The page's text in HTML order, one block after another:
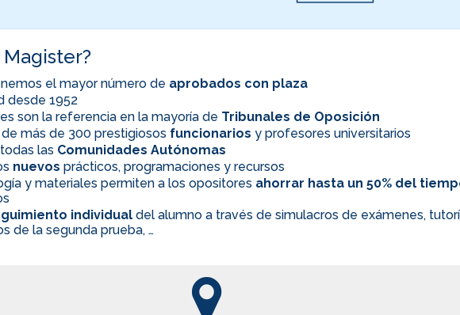
el mayor número de aprobados con plaza
desde 1952
son la referencia en la mayoría de Tribunales de Oposición
más de 300 prestigiosos funcionarios y profesores universitarios
las Comunidades Autónomas
nuevos prácticos, programaciones y recursos
y materiales permiten a los opositores ahorrar hasta un 50% del
individual del alumno a través de simulacros de exámenes,
de la segunda prueba, …